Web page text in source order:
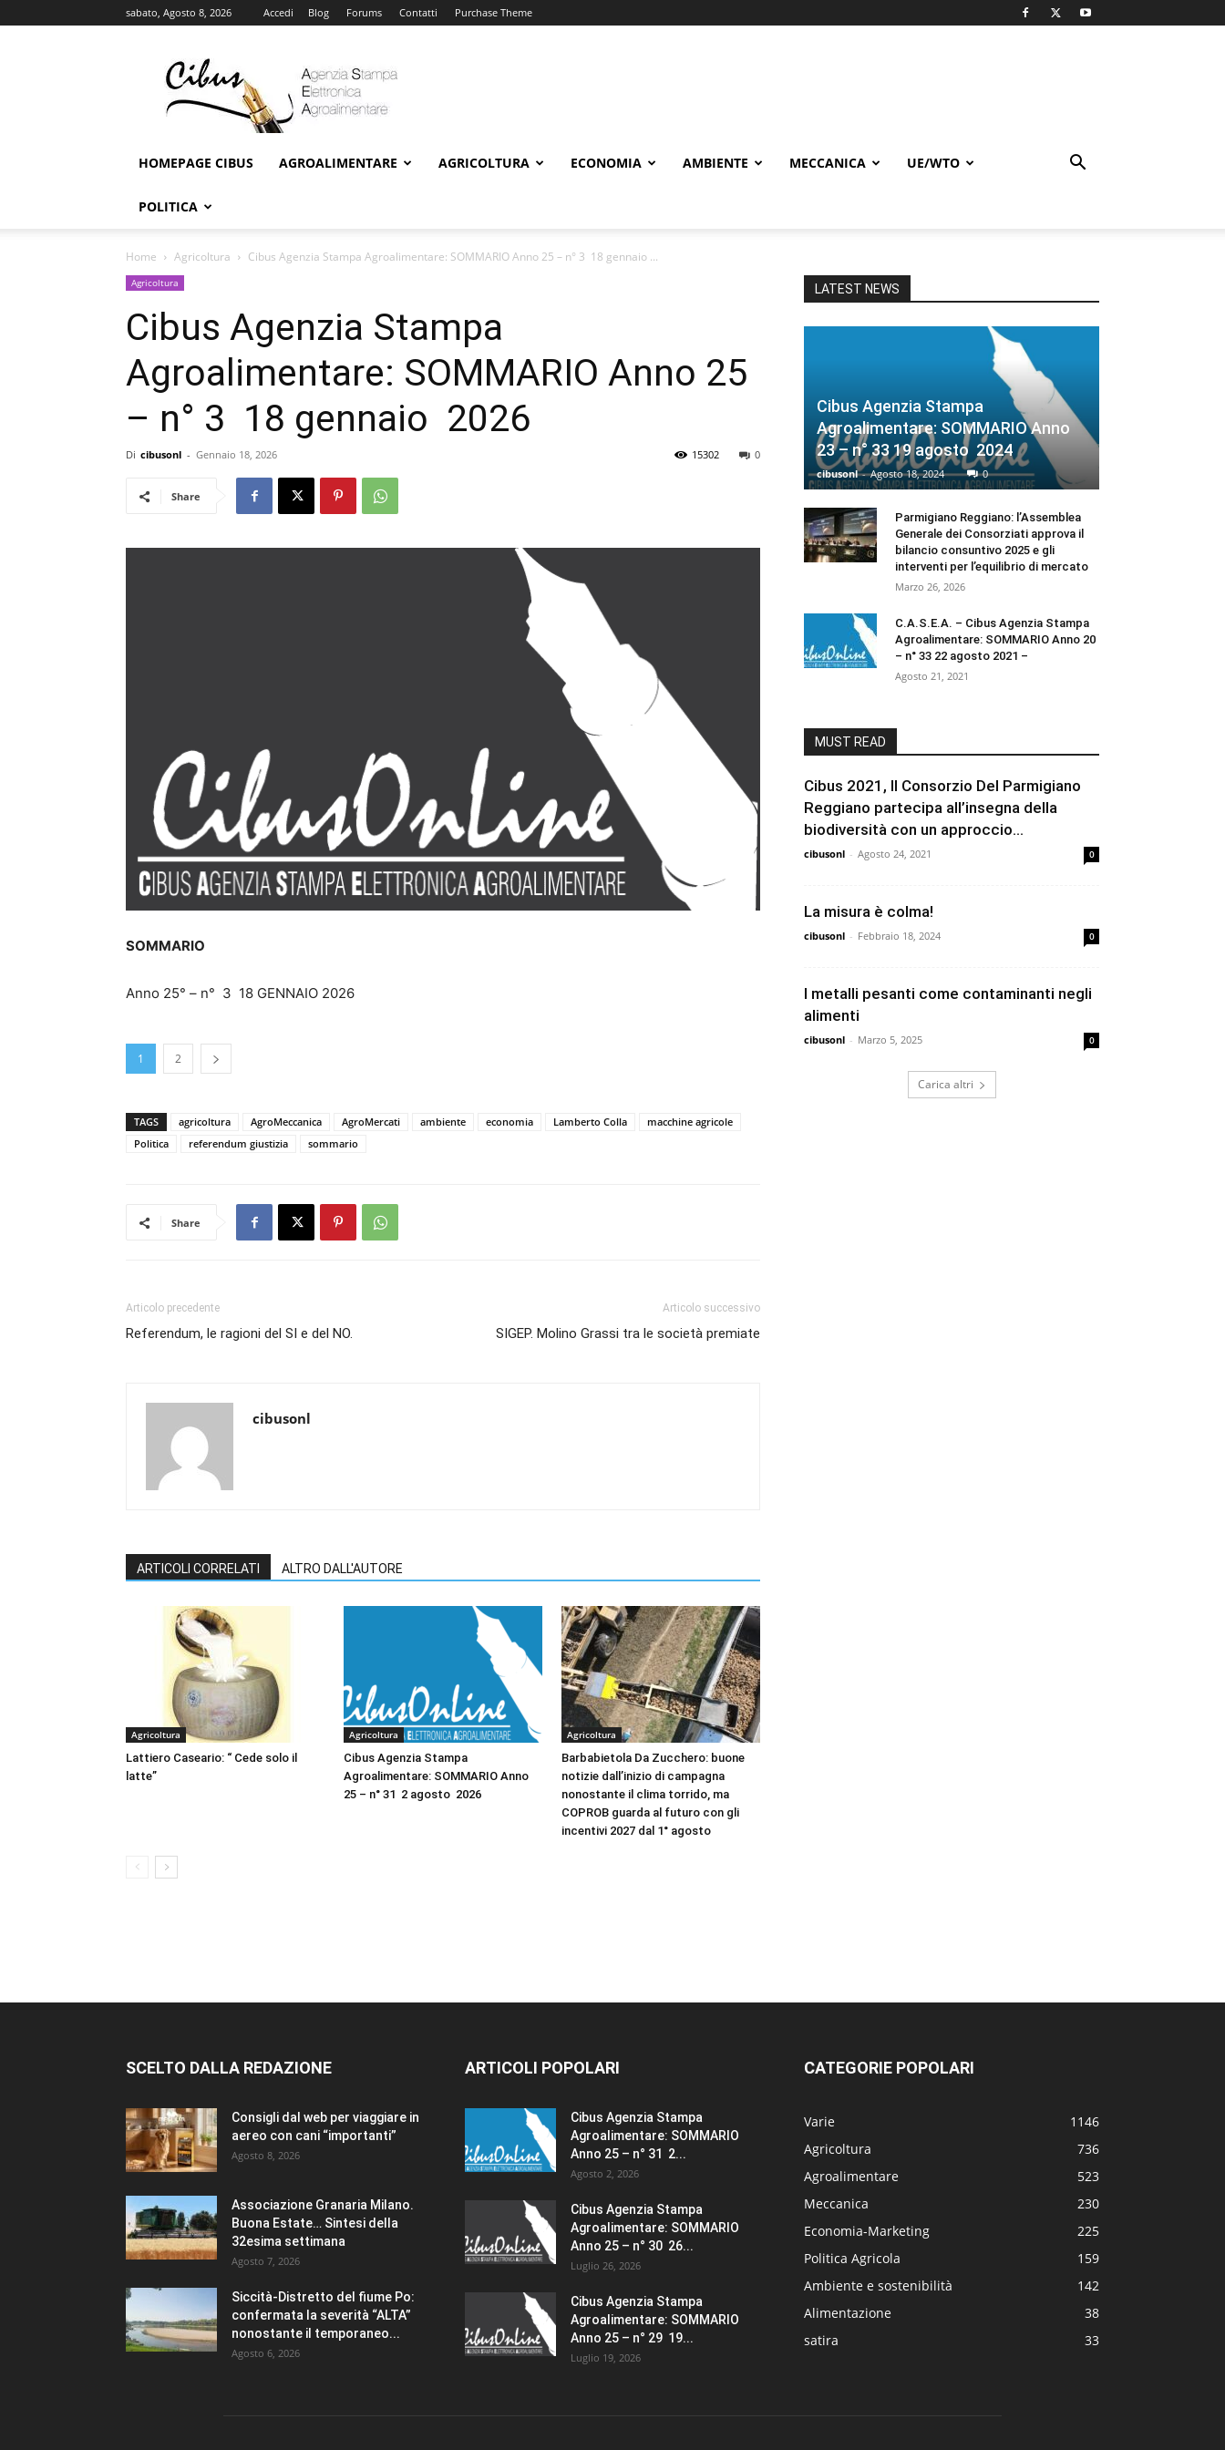
sabato, Agosto 8, 2026 Accedi Blog Forums Contatti Purchase Theme
Online
HOMEPAGE CIBUS AGROALIMENTARE AGRICOLTURA ECONOMIA AMBIENTE MECCANICA UE/WTO
POLITICA
Home Agricoltura Cibus Agenzia Stampa Agroalimentare: SOMMARIO Anno 25 – n° 3 18 gennaio ...
Agricoltura
Cibus Agenzia Stampa
Agroalimentare: SOMMARIO Anno 25
– n° 3 18 gennaio 2026
Di cibusonl - Gennaio 18, 2026 0
15302
Share
SOMMARIO
Anno 25° – n° 3 18 GENNAIO 2026
1 2
TAGS agricoltura AgroMeccanica AgroMercati ambiente economia Lamberto Colla
macchine agricole
Politica
referendum giustizia sommario
Share
Articolo precedente
Referendum, le ragioni del SI e del NO.
Articolo successivo
SIGEP. Molino Grassi tra le società premiate
cibusonl
ARTICOLI CORRELATI ALTRO DALL'AUTORE
Agricoltura
Lattiero Caseario: “ Cede solo il
latte”
Agricoltura
Cibus Agenzia Stampa
Agroalimentare: SOMMARIO Anno
25 – n° 31 2 agosto 2026
Agricoltura
Barbabietola Da Zucchero: buone
notizie dall’inizio di campagna
nonostante il clima torrido, ma
COPROB guarda al futuro con gli
incentivi 2027 dal 1° agosto
LATEST NEWS
Cibus Agenzia Stampa
Agroalimentare: SOMMARIO Anno
23 – n° 33 19 agosto 2024
cibusonl - Agosto 18, 2024 0
Parmigiano Reggiano: l’Assemblea
Generale dei Consorziati approva il
bilancio consuntivo 2025 e gli
interventi per l’equilibrio di mercato
Marzo 26, 2026
C.A.S.E.A. – Cibus Agenzia Stampa
Agroalimentare: SOMMARIO Anno 20
– n° 33 22 agosto 2021 –
Agosto 21, 2021
MUST READ
Cibus 2021, Il Consorzio Del Parmigiano
Reggiano partecipa all’insegna della
biodiversità con un approccio...
cibusonl - Agosto 24, 2021 0
La misura è colma!
cibusonl - Febbraio 18, 2024 0
I metalli pesanti come contaminanti negli
alimenti
cibusonl - Marzo 5, 2025 0
Carica altri
SCELTO DALLA REDAZIONE
Consigli dal web per viaggiare in
aereo con cani “importanti”
Agosto 8, 2026
Associazione Granaria Milano.
Buona Estate… Sintesi della
32esima settimana
Agosto 7, 2026
Siccità-Distretto del fiume Po:
confermata la severità “ALTA”
nonostante il temporaneo...
Agosto 6, 2026
ARTICOLI POPOLARI
Cibus Agenzia Stampa
Agroalimentare: SOMMARIO
Anno 25 – n° 31 2...
Agosto 2, 2026
Cibus Agenzia Stampa
Agroalimentare: SOMMARIO
Anno 25 – n° 30 26...
Luglio 26, 2026
Cibus Agenzia Stampa
Agroalimentare: SOMMARIO
Anno 25 – n° 29 19...
Luglio 19, 2026
CATEGORIE POPOLARI
Varie
1146
Agricoltura
736
Agroalimentare
523
Meccanica
230
Economia-Marketing
225
Politica Agricola
159
Ambiente e sostenibilità
142
Alimentazione
38
satira
33